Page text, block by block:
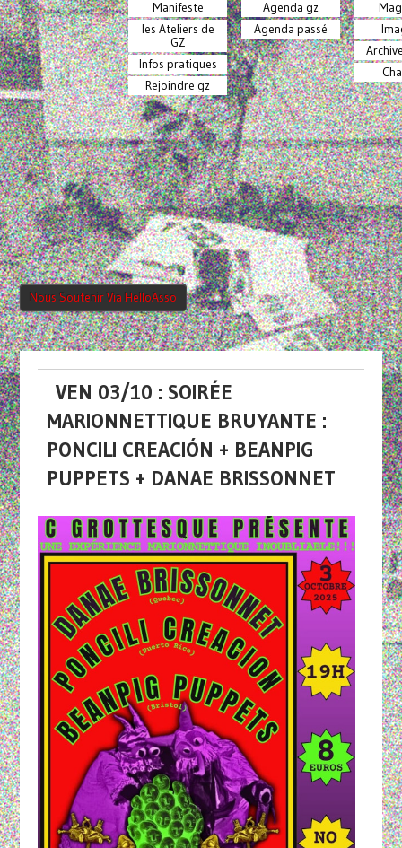
Manifeste
les Ateliers de
GZ
Infos pratiques
Rejoindre gz
Agenda gz
Agenda passé
Nous Soutenir Via HelloAsso
VEN 03/10 : SOIRÉE
MARIONNETTIQUE BRUYANTE :
PONCILI CREACIÓN + BEANPIG
PUPPETS + DANAE BRISSONNET